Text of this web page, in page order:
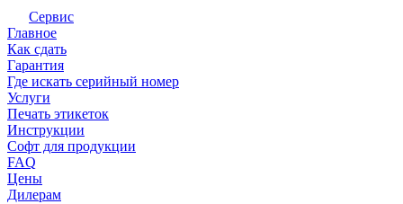
Сервис
Главное
Как сдать
Гарантия
Где искать серийный номер
Услуги
Печать этикеток
Инструкции
Софт для продукции
FAQ
Цены
Дилерам